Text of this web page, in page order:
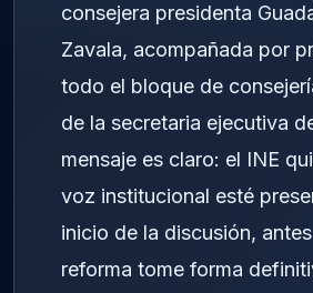
consejera presidenta
Zavala, acompañada por
todo el bloque de
de la secretaria ejecutiva
mensaje es claro: el INE
voz institucional esté
inicio de la discusión,
reforma tome forma